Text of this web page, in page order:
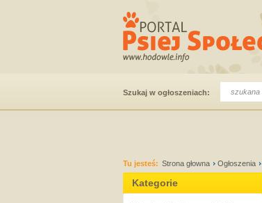
Szukaj w ogłoszeniach:
Tu jesteś: Strona głowna Ogłoszenia
Kategorie